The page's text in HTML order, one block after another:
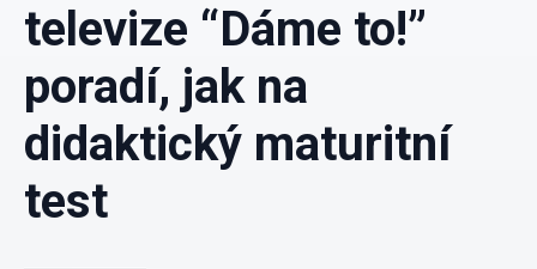
televize “Dáme to!”
poradí, jak na
didaktický maturitní
test